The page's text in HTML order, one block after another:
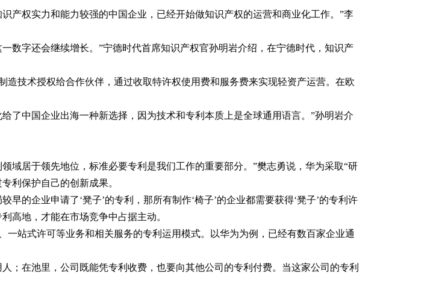
产权实力和能力较强的中国企业，已经开始做知识产权的运营和商业化工作。”李
数字还会继续增长。”宁德时代首席知识产权官孙明岩介绍，在宁德时代，知识产
技术授权给合作伙伴，通过收取特许权使用费和服务费来实现轻资产运营。在欧
了中国企业出海一种新选择，因为技术和专利本质上是全球通用语言。”孙明岩介
域居于领先地位，标准必要专利是我们工作的重要部分。”樊志勇说，华为采取“研
利保护自己的创新成果。
的企业申请了‘凳子’的专利，那所有制作‘椅子’的企业都需要获得‘凳子’的专利许
高地，才能在市场竞争中占据主动。
站式许可等业务和相关服务的专利运用模式。以华为为例，已经有数百家企业通
；在池里，公司既能凭专利收费，也要向其他公司的专利付费。当这家公司的专利